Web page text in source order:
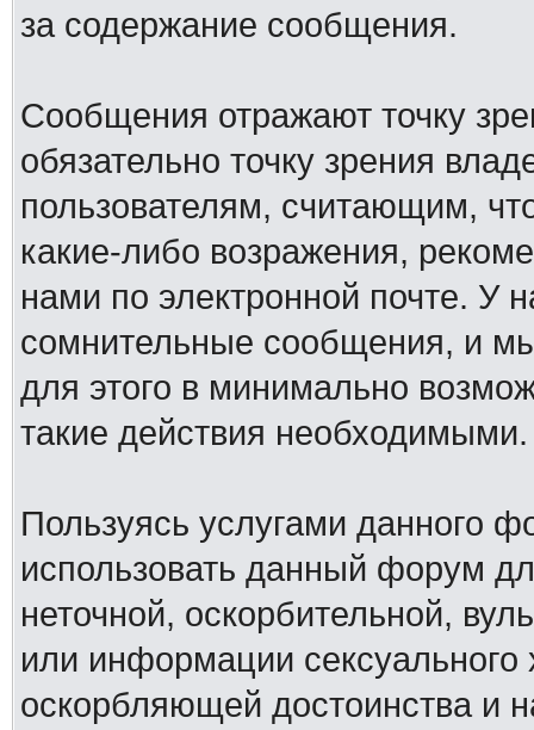
за содержание сообщения.
Сообщения отражают точку
обязательно точку зрения
пользователям, считающим,
какие-либо возражения,
нами по электронной почте. У
сомнительные сообщения, и
для этого в минимально
такие действия необходимыми.
Пользуясь услугами данного
использовать данный форум
неточной, оскорбительной,
или информации
оскорбляющей достоинства и